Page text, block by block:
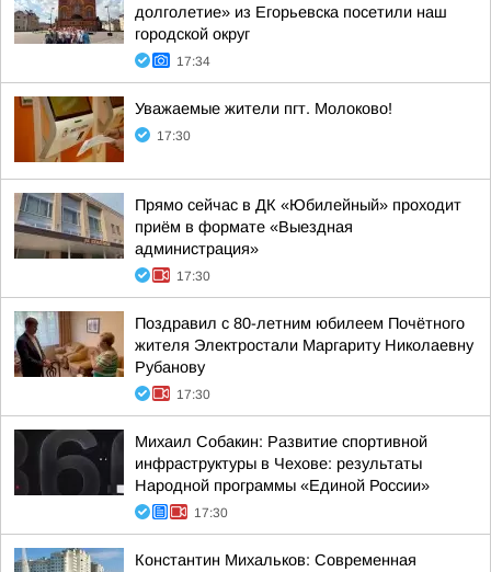
долголетие» из Егорьевска посетили наш
городской округ
17:34
Уважаемые жители пгт. Молоково!
17:30
Прямо сейчас в ДК «Юбилейный» проходит
приём в формате «Выездная
администрация»
17:30
Поздравил с 80-летним юбилеем Почётного
жителя Электростали Маргариту Николаевну
Рубанову
17:30
Михаил Собакин: Развитие спортивной
инфраструктуры в Чехове: результаты
Народной программы «Единой России»
17:30
Константин Михальков: Современная